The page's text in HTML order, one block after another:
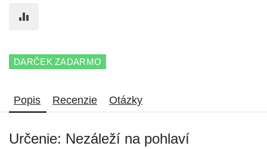
DARČEK ZADARMO
Popis Recenzie Otázky
Určenie: Nezáleží na pohlaví